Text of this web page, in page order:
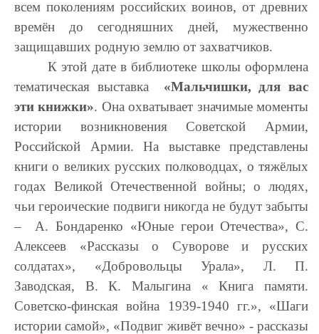
всем поколениям российских воинов, от древних
времён до сегодняшних дней, мужественно
защищавших родную землю от захватчиков.
К этой дате в библиотеке школы оформлена
тематическая выставка «Мальчишки, для вас
эти книжки». Она охватывает значимые моменты
истории возникновения Советской Армии,
Российской Армии. На выставке представлены
книги о великих русских полководцах, о тяжёлых
годах Великой Отечественной войны; о людях,
чьи героические подвиги никогда не будут забыты
– А. Бондаренко «Юные герои Отечества», С.
Алексеев «Рассказы о Суворове и русских
солдатах», «Добровольцы Урала», Л. П.
Заводская, В. К. Малыгина « Книга памяти.
Советско-финская война 1939-1940 гг.», «Шаги
истории самой», «Подвиг живёт вечно» - рассказы